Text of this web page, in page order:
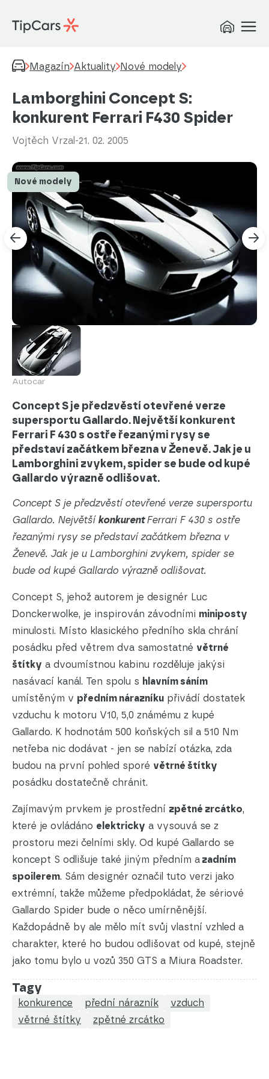
Magazín Aktuality Nové modely
Lamborghini Concept S:
konkurent Ferrari F430 Spider
Vojtěch Vrzal -21. 02. 2005
Autocar
Nové modely
Concept S je předzvěstí otevřené verze
supersportu Gallardo. Největší konkurent
Ferrari F 430 s ostře řezanými rysy se
představí začátkem března v Ženevě. Jak je u
Lamborghini zvykem, spider se bude od kupé
Gallardo výrazně odlišovat.
Concept S je předzvěstí otevřené verze supersportu
Gallardo. Největší konkurentFerrari F 430 s ostře
řezanými rysy se představí začátkem března v
Ženevě. Jak je u Lamborghini zvykem, spider se
bude od kupé Gallardo výrazně odlišovat.
Concept S, jehož autorem je designér Luc
Donckerwolke, je inspirován závodními miniposty
minulosti. Místo klasického předního skla chrání
posádku před větrem dva samostatné větrné
štítky a dvoumístnou kabinu rozděluje jakýsi
nasávací kanál. Ten spolu s hlavním sáním
umístěným v předním nárazníku přivádí dostatek
vzduchu k motoru V10, 5,0 známému z kupé
Gallardo. K hodnotám 500 koňských sil a 510 Nm
netřeba nic dodávat - jen se nabízí otázka, zda
budou na první pohled sporé větrné štítky
posádku dostatečně chránit.
Zajímavým prvkem je prostřední zpětné zrcátko,
které je ovládáno elektricky a vysouvá se z
prostoru mezi čelními skly. Od kupé Gallardo se
koncept S odlišuje také jiným předním a zadním
spoilerem. Sám designér označil tuto verzi jako
extrémní, takže můžeme předpokládat, že sériové
Gallardo Spider bude o něco umírněnější.
Každopádně by ale mělo mít svůj vlastní vzhled a
charakter, které ho budou odlišovat od kupé, stejně
jako tomu bylo u vozů 350 GTS a Miura Roadster.
Tagy
konkurence přední nárazník
vzduch
větrné štítky
zpětné zrcátko